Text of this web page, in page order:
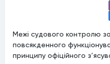
Межі судового контролю
повсякденного
принципу офіційного